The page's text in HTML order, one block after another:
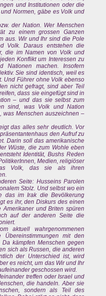
und Institutionen oder die
Normen, gäbe es Volk und
der Nation. Wer Menschen
zu einem grossen Ganzen
aus. Wir und Ihr sind die Pole
Volk. Daraus entstehen die
die im Namen von Volk und
Konflikt um Interessen zu
Nationen machen. Insofern
Sie sind identisch, weil es
Und Führer ohne Volk ebenso
nicht gefragt, sind aber Teil
dass sie eingefügt sind in
– und das sie selbst zum
sind, was Volk und Nation
Menschen auszeichnen –
das alles sehr deutlich. Vor
den Aufruf zu
Darin soll das amerikanische
Wüste, die zum Wohle eben
Identität, Bushs Reden
Medien, religiöser
Volk, das sie als ihren
Seite: Husseins Parolen
Stolz. Und selbst wo ein
das im Irak die Bevölkerung
es ihr, den Diskurs des einen
Amerikaner und Briten spüren
auf der anderen Seite die
aktuell wahrgenommenen
mit den
kämpfen Menschen gegen
sich als Russen, die anderen
der Unterschied ist, wird
es reicht, um das Wir und Ihr
geschossen wird.
treffen oder Israel und
die handeln. Aber sie
sondern als Teil des